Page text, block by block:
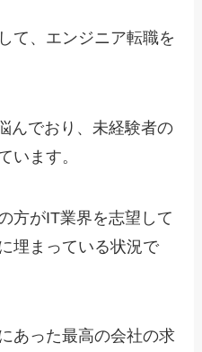
て、エンジニア転職を
んでおり、未経験者の
います。
方がIT業界を志望して
埋まっている状況で
あった最高の会社の求